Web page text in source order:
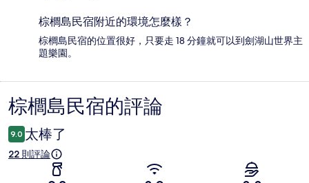
棕櫚島民宿附近的環境怎麼樣？
棕櫚島民宿的位置很好，只要走 18 分鐘就可以到劍湖山世界主
題樂園。
評
論
棕櫚島民宿的評論
9.0 太棒了
22 則評論